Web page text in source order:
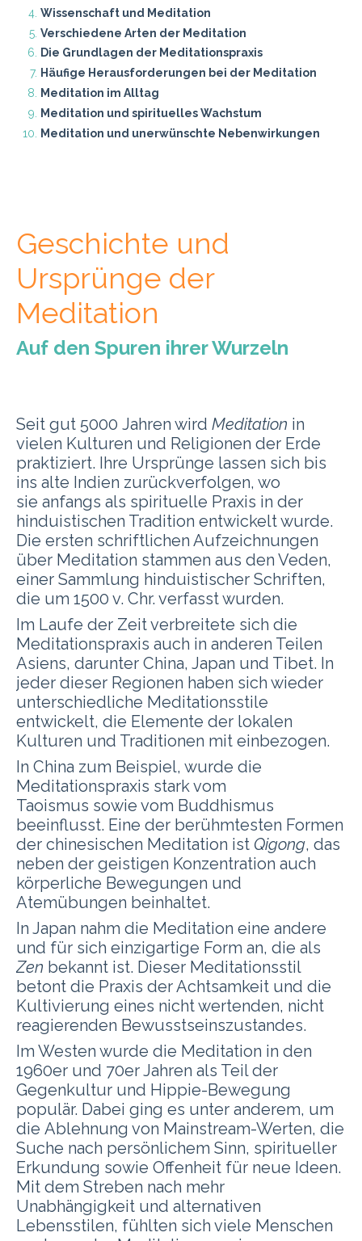
Wissenschaft und Meditation
Verschiedene Arten der Meditation
Die Grundlagen der Meditationspraxis
Häufige Herausforderungen bei der Meditation
Meditation im Alltag
Meditation und spirituelles Wachstum
Meditation und unerwünschte Nebenwirkungen
Geschichte und
Ursprünge der
Meditation
Auf den Spuren ihrer Wurzeln
Seit gut 5000 Jahren wird Meditation in
vielen Kulturen und Religionen der Erde
praktiziert. Ihre Ursprünge lassen sich bis
ins alte Indien zurückverfolgen, wo
sie anfangs als spirituelle Praxis in der
hinduistischen Tradition entwickelt wurde.
Die ersten schriftlichen Aufzeichnungen
über Meditation stammen aus den Veden,
einer Sammlung hinduistischer Schriften,
die um 1500 v. Chr. verfasst wurden.
Im Laufe der Zeit verbreitete sich die
Meditationspraxis auch in anderen Teilen
Asiens, darunter China, Japan und Tibet. In
jeder dieser Regionen haben sich wieder
unterschiedliche Meditationsstile
entwickelt, die Elemente der lokalen
Kulturen und Traditionen mit einbezogen.
In China zum Beispiel, wurde die
Meditationspraxis stark vom
Taoismus sowie vom Buddhismus
beeinflusst. Eine der berühmtesten Formen
der chinesischen Meditation ist Qigong, das
neben der geistigen Konzentration auch
körperliche Bewegungen und
Atemübungen beinhaltet.
In Japan nahm die Meditation eine andere
und für sich einzigartige Form an, die als
Zen bekannt ist. Dieser Meditationsstil
betont die Praxis der Achtsamkeit und die
Kultivierung eines nicht wertenden, nicht
reagierenden Bewusstseinszustandes.
Im Westen wurde die Meditation in den
1960er und 70er Jahren als Teil der
Gegenkultur und Hippie-Bewegung
populär. Dabei ging es unter anderem, um
die Ablehnung von Mainstream-Werten, die
Suche nach persönlichem Sinn, spiritueller
Erkundung sowie Offenheit für neue Ideen.
Mit dem Streben nach mehr
Unabhängigkeit und alternativen
Lebensstilen, fühlten sich viele Menschen